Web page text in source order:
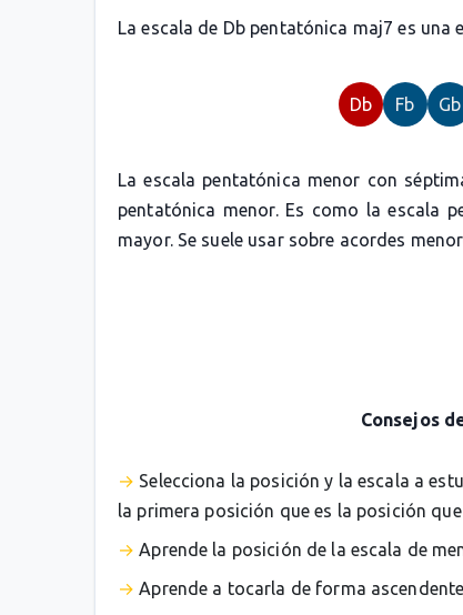
La escala de Db pentatónica maj7 es una
Db Fb Gb
La escala pentatónica menor con
pentatónica menor. Es como la escala
mayor. Se suele usar sobre acordes
Consejos
Selecciona la posición y la escala a
la primera posición que es la posición
Aprende la posición de la escala de
Aprende a tocarla de forma